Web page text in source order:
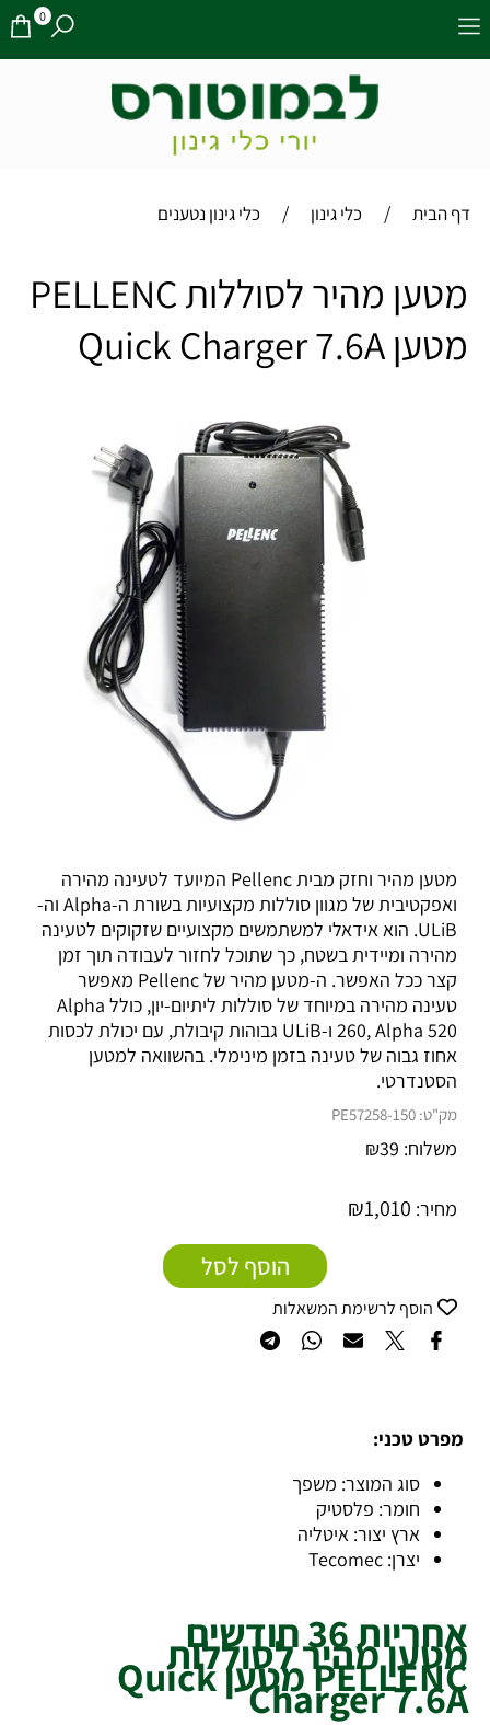
0
דף הבית / כלי גינון / כלי גינון נטענים
מטען מהיר לסוללות PELLENC
מטען Quick Charger 7.6A
מטען מהיר וחזק מבית Pellenc המיועד לטעינה מהירה
ואפקטיבית של מגוון סוללות מקצועיות בשורת ה-Alpha וה-
ULiB. הוא אידאלי למשתמשים מקצועיים שזקוקים לטעינה
מהירה ומיידית בשטח, כך שתוכל לחזור לעבודה תוך זמן
קצר ככל האפשר. ה-מטען מהיר של Pellenc מאפשר
טעינה מהירה במיוחד של סוללות ליתיום-יון, כולל Alpha
260, Alpha 520 ו-ULiB גבוהות קיבולת, עם יכולת לכסות
אחוז גבוה של טעינה בזמן מינימלי. בהשוואה למטען
הסטנדרטי.
מק"ט: 150-PE57258
משלוח: ₪39
מחיר: ₪1,010
הוסף לסל
הוסף לרשימת המשאלות
מפרט טכני:
סוג המוצר: משפך
חומר: פלסטיק
ארץ יצור: איטליה
יצרן: Tecomec
אחריות 36 חודשים
מטען מהיר לסוללותPELLENC מטען Quick Charger 7.6A